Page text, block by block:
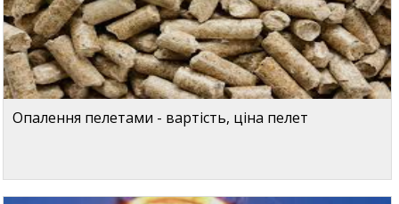
Опалення пелетами - вартість, ціна пелет